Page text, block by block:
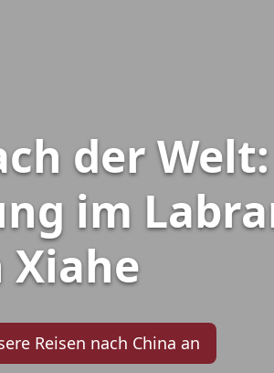
der
im
Xiahe
Reisen nach China an